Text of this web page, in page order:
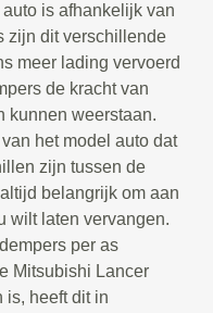
is afhankelijk van
zijn dit verschillende
meer lading vervoerd
de kracht van
kunnen weerstaan.
het model auto dat
zijn tussen de
belangrijk om aan
wilt laten vervangen.
per as
Mitsubishi Lancer
is, heeft dit in